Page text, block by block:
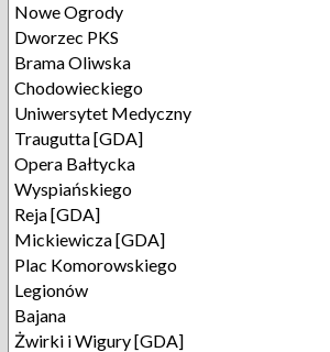
Nowe Ogrody
Dworzec PKS
Brama Oliwska
Chodowieckiego
Uniwersytet Medyczny
Traugutta [GDA]
Opera Bałtycka
Wyspiańskiego
Reja [GDA]
Mickiewicza [GDA]
Plac Komorowskiego
Legionów
Bajana
Żwirki i Wigury [GDA]